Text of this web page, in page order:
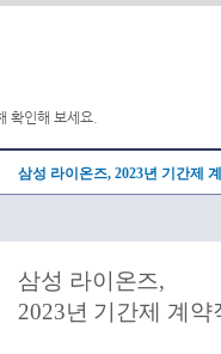
확인해 보세요.
삼성 라이온즈, 2023년 기간제
삼성 라이온즈,
2023년 기간제 계약